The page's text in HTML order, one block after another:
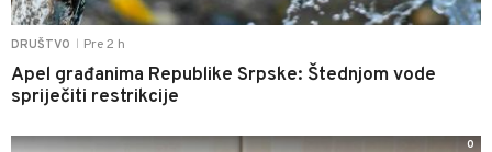
DRUŠTVO Pre 2 h
Apel građanima Republike Srpske: Štednjom vode
spriječiti restrikcije
0